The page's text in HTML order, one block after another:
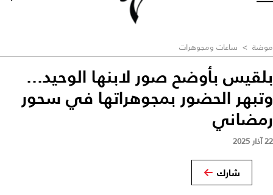
موضة > ساعات ومجوهرات
بلقيس بأوضح صور لابنها الوحيد...
وتبهر الحضور بمجوهراتها في سحور
رمضاني
22 آذار 2025
شارك